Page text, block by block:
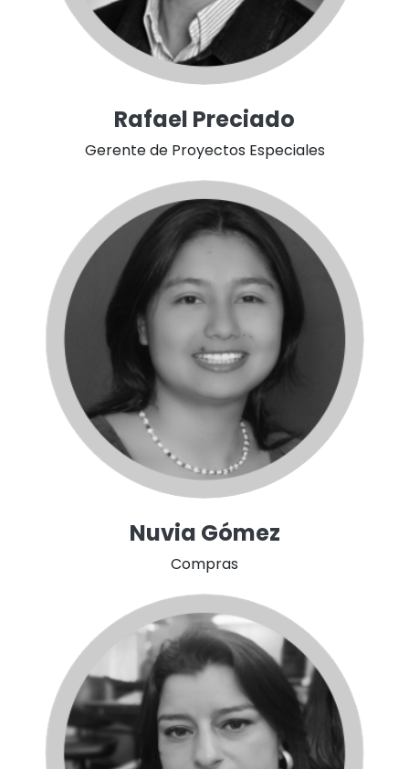
Rafael Preciado
Gerente de Proyectos Especiales
Nuvia Gómez
Compras